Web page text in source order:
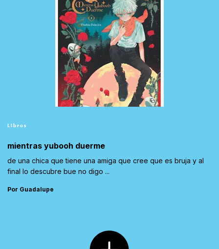
Libros
mientras yubooh duerme
de una chica que tiene una amiga que cree que es bruja y al
final lo descubre bue no digo ...
Por Guadalupe